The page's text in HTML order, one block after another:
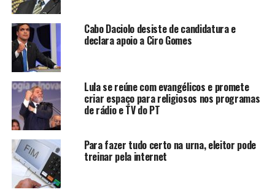
Cabo Daciolo desiste de candidatura e
declara apoio a Ciro Gomes
Lula se reúne com evangélicos e promete
criar espaço para religiosos nos programas
de rádio e TV do PT
Para fazer tudo certo na urna, eleitor pode
treinar pela internet